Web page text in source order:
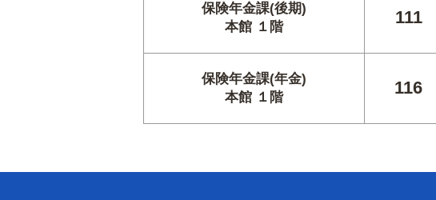
保険年金課(後期)
本館 １階
111
保険年金課(年金)
本館 １階
116